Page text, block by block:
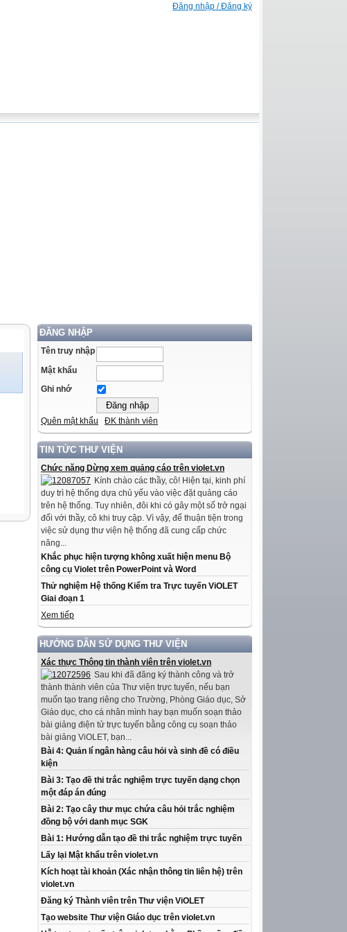
Đăng nhập / Đăng ký
ĐĂNG NHẬP
Tên truy nhập
Mật khẩu
Ghi nhớ
Quên mật khẩu ĐK thành viên
TIN TỨC THƯ VIỆN
Chức năng Dừng xem quảng cáo trên violet.vn
Kính chào các thầy, cô! Hiện tại, kinh phí
duy trì hệ thống dựa chủ yếu vào việc đặt quảng cáo
trên hệ thống. Tuy nhiên, đôi khi có gây một số trở ngại
đối với thầy, cô khi truy cập. Vì vậy, để thuận tiện trong
việc sử dụng thư viện hệ thống đã cung cấp chức
năng...
Khắc phục hiện tượng không xuất hiện menu Bộ
công cụ Violet trên PowerPoint và Word
Thử nghiệm Hệ thống Kiểm tra Trực tuyến ViOLET
Giai đoạn 1
Xem tiếp
HƯỚNG DẪN SỬ DỤNG THƯ VIỆN
Xác thực Thông tin thành viên trên violet.vn
Sau khi đã đăng ký thành công và trở
thành thành viên của Thư viện trực tuyến, nếu bạn
muốn tạo trang riêng cho Trường, Phòng Giáo dục, Sở
Giáo dục, cho cá nhân mình hay bạn muốn soạn thảo
bài giảng điện tử trực tuyến bằng công cụ soạn thảo
bài giảng ViOLET, bạn...
Bài 4: Quản lí ngân hàng câu hỏi và sinh đề có điều
kiện
Bài 3: Tạo đề thi trắc nghiệm trực tuyến dạng chọn
một đáp án đúng
Bài 2: Tạo cây thư mục chứa câu hỏi trắc nghiệm
đồng bộ với danh mục SGK
Bài 1: Hướng dẫn tạo đề thi trắc nghiệm trực tuyến
Lấy lại Mật khẩu trên violet.vn
Kích hoạt tài khoản (Xác nhận thông tin liên hệ) trên
violet.vn
Đăng ký Thành viên trên Thư viện ViOLET
Tạo website Thư viện Giáo dục trên violet.vn